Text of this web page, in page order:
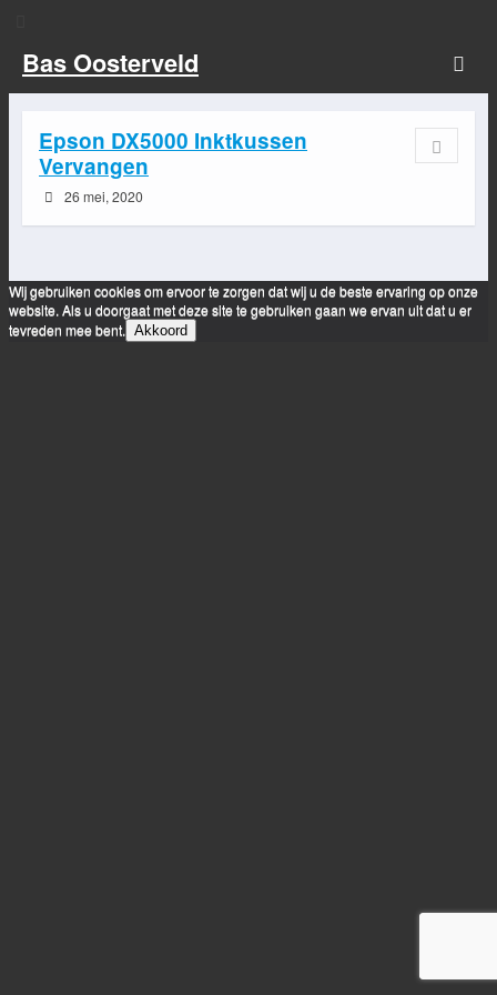
Bas Oosterveld
Epson DX5000 Inktkussen
Vervangen
26 mei, 2020
Wij gebruiken cookies om ervoor te zorgen dat wij u de beste ervaring op onze
website. Als u doorgaat met deze site te gebruiken gaan we ervan uit dat u er
tevreden mee bent. Akkoord